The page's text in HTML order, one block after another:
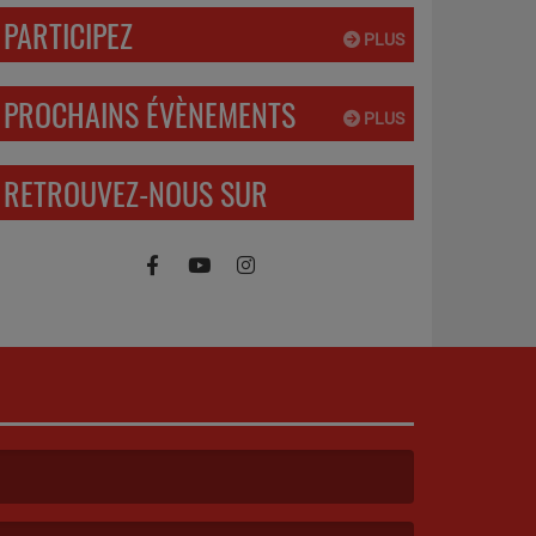
PLUS
PARTICIPEZ
PLUS
PROCHAINS ÉVÈNEMENTS
RETROUVEZ-NOUS SUR